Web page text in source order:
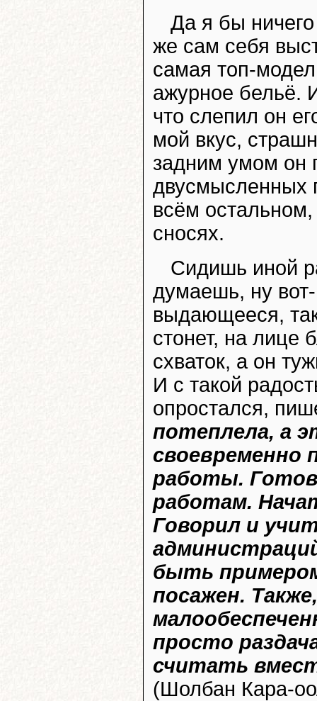
Да я бы
же сам себя
самая топ-
ажурное бельё.
что слепил он
мой вкус,
задним умом он
двусмысленных
всём
сносях.
Сидишь иной
думаешь, ну
выдающееся,
стонет, на лице
схваток, а он
И с такой
опростался,
потеплела, а
своевременно
работы.
работам.
Говорил и
быть примером
посажен.
просто
считать
(Шолбан Кара-